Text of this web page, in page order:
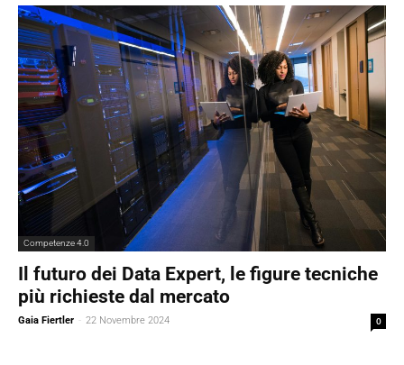
Competenze 4.0
Il futuro dei Data Expert, le figure tecniche
più richieste dal mercato
Gaia Fiertler - 22 Novembre 2024 0